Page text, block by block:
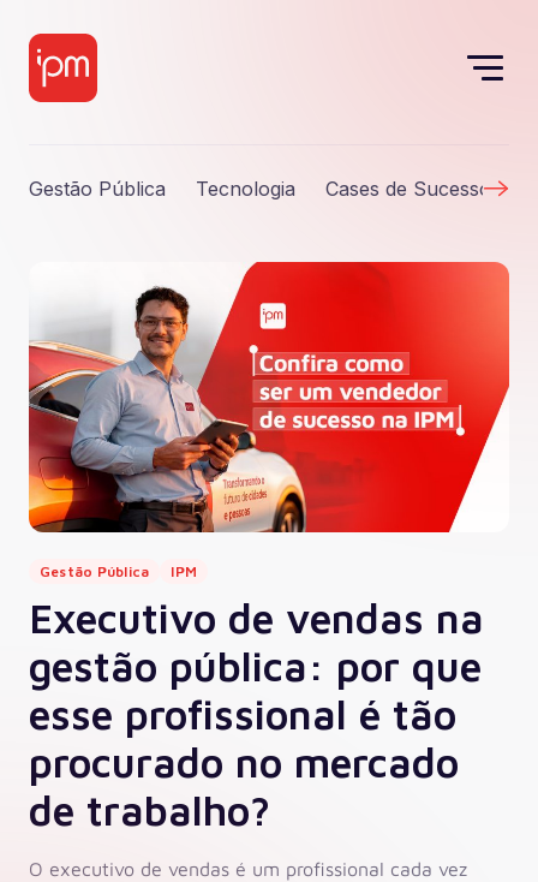
Gestão Pública Tecnologia Cases de Sucesso
Gestão Pública IPM
Executivo de vendas na
gestão pública: por que
esse profissional é tão
procurado no mercado
de trabalho?
O executivo de vendas é um profissional cada vez